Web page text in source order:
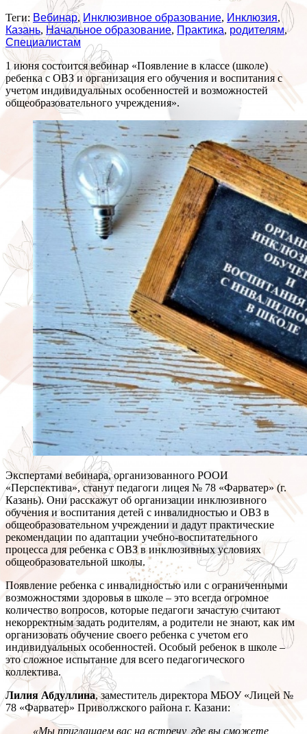
Теги: Вебинар, Инклюзивное образование, Инклюзия,
Казань, Начальное образование, Практика, родителям,
Специалистам
1 июня состоится вебинар «Появление в классе (школе)
ребенка с ОВЗ и организация его обучения и воспитания с
учетом индивидуальных особенностей и возможностей
общеобразовательного учреждения».
Экспертами вебинара, организованного РООИ
«Перспектива», станут педагоги лицея № 78 «Фарватер» (г.
Казань). Они расскажут об организации инклюзивного
обучения и воспитания детей с инвалидностью и ОВЗ в
общеобразовательном учреждении и дадут практические
рекомендации по адаптации учебно-воспитательного
процесса для ребенка с ОВЗ в инклюзивных условиях
общеобразовательной школы.
Появление ребенка с инвалидностью или с ограниченными
возможностями здоровья в школе – это всегда огромное
количество вопросов, которые педагоги зачастую считают
некорректным задать родителям, а родители не знают, как им
организовать обучение своего ребенка с учетом его
индивидуальных особенностей. Особый ребенок в школе –
это сложное испытание для всего педагогического
коллектива.
Лилия Абдуллина, заместитель директора МБОУ «Лицей №
78 «Фарватер» Приволжского района г. Казани:
«Мы приглашаем вас на встречу, где вы сможете